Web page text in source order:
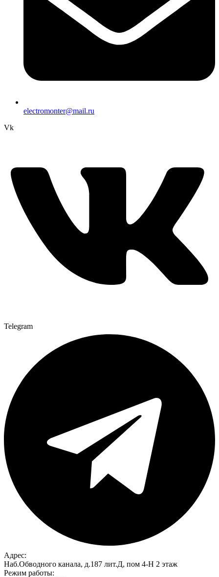
electromonter@mail.ru
Vk
Telegram
Адрес:
Наб.Обводного канала, д.187 лит.Д, пом 4-Н 2 этаж
Режим работы: